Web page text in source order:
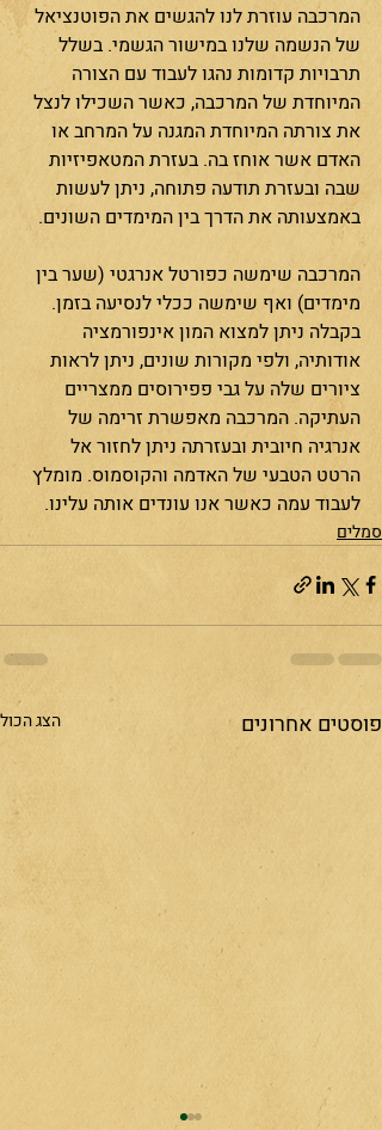
המרכבה עוזרת לנו להגשים את הפוטנציאל
של הנשמה שלנו במישור הגשמי. בשלל
תרבויות קדומות נהגו לעבוד עם הצורה
המיוחדת של המרכבה, כאשר השכילו לנצל
את צורתה המיוחדת המגנה על המרחב או
האדם אשר אוחז בה. בעזרת המטאפיזיות
שבה ובעזרת תודעה פתוחה, ניתן לעשות
באמצעותה את הדרך בין המימדים השונים.
המרכבה שימשה כפורטל אנרגטי (שער בין
מימדים) ואף שימשה ככלי לנסיעה בזמן.
בקבלה ניתן למצוא המון אינפורמציה
אודותיה, ולפי מקורות שונים, ניתן לראות
ציורים שלה על גבי פפירוסים ממצריים
העתיקה. המרכבה מאפשרת זרימה של
אנרגיה חיובית ובעזרתה ניתן לחזור אל
הרטט הטבעי של האדמה והקוסמוס. מומלץ
לעבוד עמה כאשר אנו עונדים אותה עלינו.
סמלים
פוסטים אחרונים הצג הכול